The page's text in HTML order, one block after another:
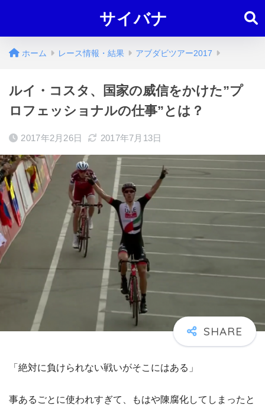
サイバナ
ホーム レース情報・結果 アブダビツアー2017
ルイ・コスタ、国家の威信をかけた”プ
ロフェッショナルの仕事”とは？
2017年2月26日 2017年7月13日
「絶対に負けられない戦いがそこにはある」
事あるごとに使われすぎて、もはや陳腐化してしまったと